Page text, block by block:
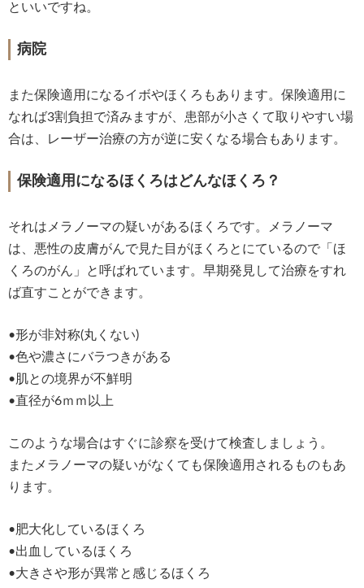
といいですね。
病院
また保険適用になるイボやほくろもあります。保険適用に
なれば3割負担で済みますが、患部が小さくて取りやすい場
合は、レーザー治療の方が逆に安くなる場合もあります。
保険適用になるほくろはどんなほくろ？
それはメラノーマの疑いがあるほくろです。メラノーマ
は、悪性の皮膚がんで見た目がほくろとにているので「ほ
くろのがん」と呼ばれています。早期発見して治療をすれ
ば直すことができます。
•形が非対称(丸くない)
•色や濃さにバラつきがある
•肌との境界が不鮮明
•直径が6ｍｍ以上
このような場合はすぐに診察を受けて検査しましょう。
またメラノーマの疑いがなくても保険適用されるものもあ
ります。
•肥大化しているほくろ
•出血しているほくろ
•大きさや形が異常と感じるほくろ